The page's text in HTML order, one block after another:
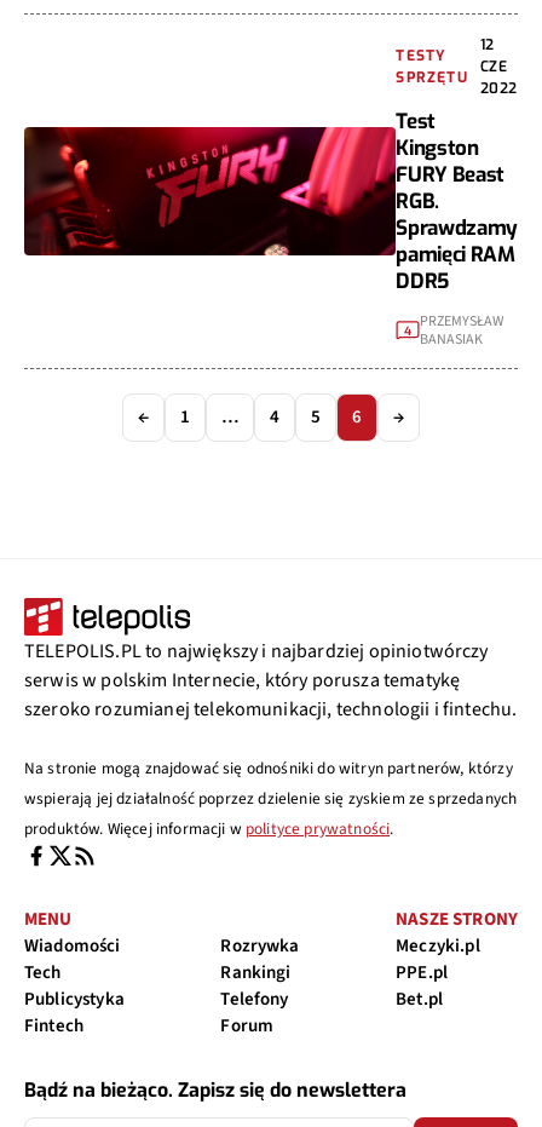
TESTY
SPRZĘTU
12
CZE
2022
Test
Kingston
FURY Beast
RGB.
Sprawdzamy
pamięci RAM
DDR5
4
PRZEMYSŁAW
BANASIAK
← 1 … 4 5 6 →
TELEPOLIS.PL to największy i najbardziej opiniotwórczy
serwis w polskim Internecie, który porusza tematykę
szeroko rozumianej telekomunikacji, technologii i fintechu.
Na stronie mogą znajdować się odnośniki do witryn partnerów, którzy
wspierają jej działalność poprzez dzielenie się zyskiem ze sprzedanych
produktów. Więcej informacji w polityce prywatności.
MENU
Wiadomości
Tech
Publicystyka
Fintech
Rozrywka
Rankingi
Telefony
Forum
NASZE STRONY
Meczyki.pl
PPE.pl
Bet.pl
Bądź na bieżąco. Zapisz się do newslettera